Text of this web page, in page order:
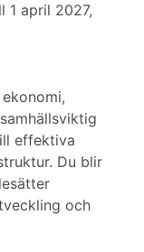
1 april 2027,
effektiva
Du blir
och